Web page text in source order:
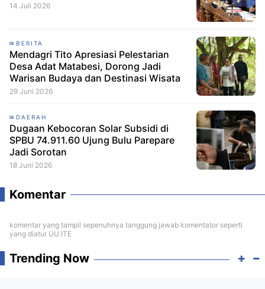
14 Juli 2026
BERITA
Mendagri Tito Apresiasi Pelestarian
Desa Adat Matabesi, Dorong Jadi
Warisan Budaya dan Destinasi Wisata
29 Juni 2026
DAERAH
Dugaan Kebocoran Solar Subsidi di
SPBU 74.911.60 Ujung Bulu Parepare
Jadi Sorotan
18 Juni 2026
Komentar
komentar yang tampil sepenuhnya tanggung jawab komentator seperti
yang diatur UU ITE
Trending Now